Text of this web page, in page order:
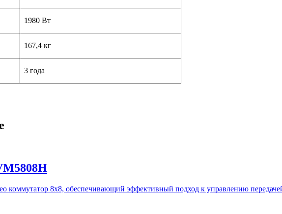
1980 Вт
167,4 кг
3 года
8x8, обеспечивающий эффективный подход к управлению